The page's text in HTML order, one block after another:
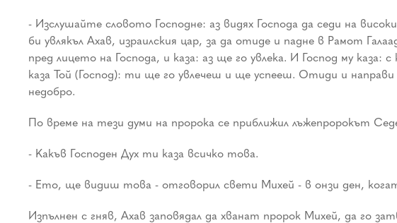
- Изслушайте словото Господне: аз видях Господа да седи на
би увлякъл Ахав, израилския цар, за да отиде и падне в Рамот
пред лицето на Господа, и каза: аз ще го увлека. И Господ му
каза Той (Господ): ти ще го увлечеш и ще успееш. Отиди и
недобро.
По време на тези думи на пророка се приближил лъжепророкът
- Какъв Господен Дух ти каза всичко това.
- Ето, ще видиш това - отговорил свети Михей - в онзи ден,
Изпълнен с гняв, Ахав заповядал да хванат пророк Михей, да го